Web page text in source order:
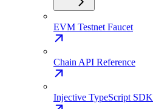
EVM Testnet Faucet
Chain API Reference
Injective TypeScript SDK